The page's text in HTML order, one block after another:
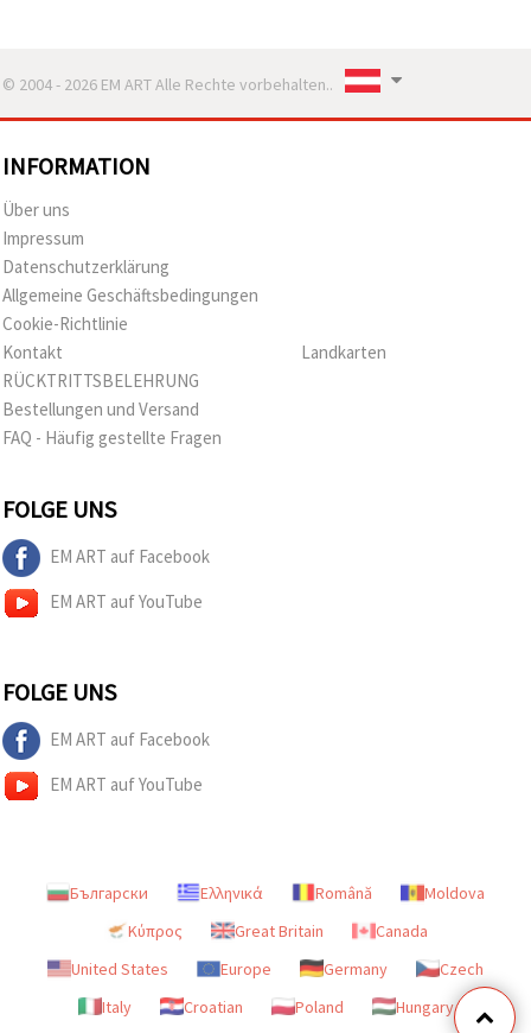
© 2004 - 2026 EM ART Alle Rechte vorbehalten..
INFORMATION
Über uns
Impressum
Datenschutzerklärung
Allgemeine Geschäftsbedingungen
Cookie-Richtlinie
Kontakt
RÜCKTRITTSBELEHRUNG
Bestellungen und Versand
FAQ - Häufig gestellte Fragen
Landkarten
FOLGE UNS
EM ART auf Facebook
EM ART auf YouTube
FOLGE UNS
EM ART auf Facebook
EM ART auf YouTube
Български Ελληνικά Română
Moldova
Κύπρος
Great Britain
Canada
United States
Europe Germany
Czech
Italy
Croatian Poland Hungary